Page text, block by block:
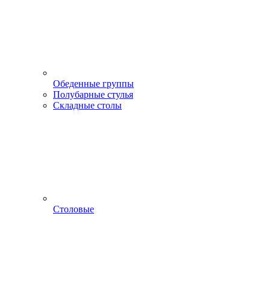
Обеденные группы
Полубарные стулья
Складные столы
Столовые